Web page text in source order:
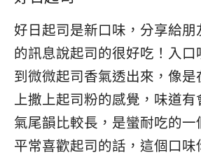
好日起司是新口味，分享給朋
的訊息說起司的很好吃！入口
到微微起司香氣透出來，像是
上撒上起司粉的感覺，味道
氣尾韻比較長，是蠻耐吃的一
平常喜歡起司的話，這個口味